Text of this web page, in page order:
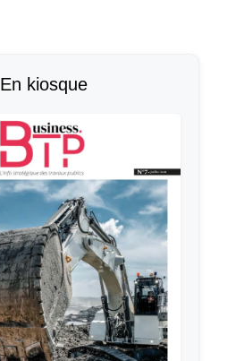
En kiosque